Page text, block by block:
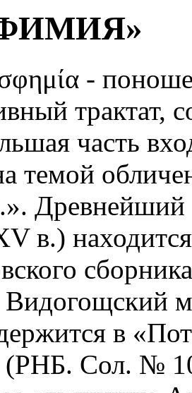
-
трактат,
часть
темой
в.)
в
(РНБ. Сол. №